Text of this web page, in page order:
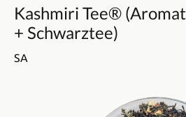
Kashmiri Tee®
+ Schwarztee)
SA
Bildergalerie überspringen